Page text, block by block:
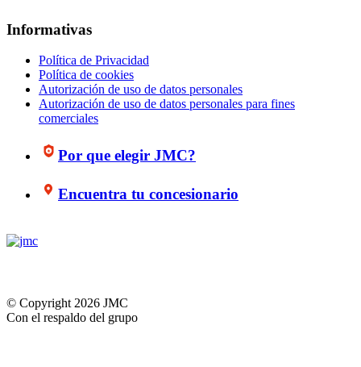
Informativas
Política de Privacidad
Política de cookies
Autorización de uso de datos personales
Autorización de uso de datos personales para fines
comerciales
Por que elegir JMC?
Encuentra tu concesionario
© Copyright 2026 JMC
Con el respaldo del grupo